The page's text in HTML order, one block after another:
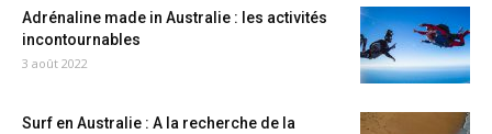
Adrénaline made in Australie : les activités
incontournables
3 août 2022
Surf en Australie : A la recherche de la